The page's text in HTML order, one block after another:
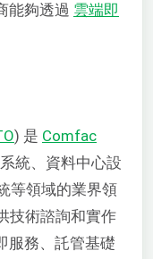
能夠透過 雲端即
) 是 Comfac
統、資料中心設
等領域的業界領
技術諮詢和實作
服務、託管基礎